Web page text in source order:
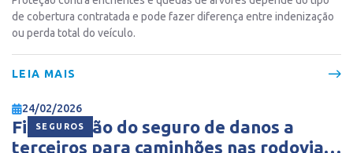
de cobertura contratada e pode fazer diferença entre indenização
ou perda total do veículo.
LEIA MAIS
SEGUROS
24/02/2026
Fiscalização do seguro de danos a
terceiros para caminhões nas rodovias